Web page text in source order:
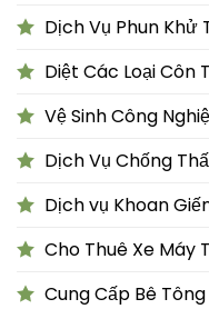
Dịch Vụ Phun Khử
Diệt Các Loại Côn
Vệ Sinh Công
Dịch Vụ Chống
Dịch vụ Khoan
Cho Thuê Xe Máy
Cung Cấp Bê